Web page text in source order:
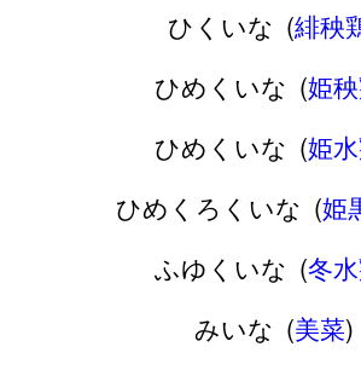
ひくいな (緋秧
ひめくいな (姫
ひめくいな (姫
ひめくろくいな (姫
ふゆくいな (冬
みいな (美菜)